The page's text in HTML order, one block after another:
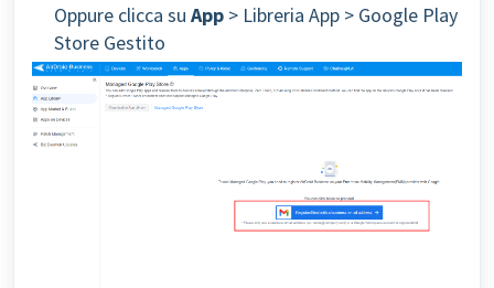
Oppure clicca su App > Libreria App > Google Play
Store Gestito